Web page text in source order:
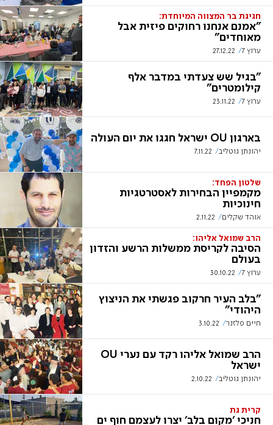
חגיגת בר המצווה המיוחדת:
"אמנם אנחנו רחוקים פיזית אבל
מאוחדים"
ערוץ 7 27.12.22
"בגיל שש צעדתי במדבר אלף
קילומטרים"
ערוץ 7 23.11.22
בארגון OU ישראל חגגו את יום העולה
יהונתן גוטליב 7.11.22
שלטון הפחד:
מקמפיין הבחירות לאסטרטגיות
חינוכיות
אוהד שקלים 2.11.22
הרב שמואל אליהו:
הסיבה לקריסת ממשלות הרשע והזדון
בעולם
ערוץ 7 30.10.22
"בלב העיר חרקוב פגשתי את הניצוץ
היהודי"
חיים פלזנר 3.10.22
הרב שמואל אליהו רקד עם נערי OU
ישראל
יהונתן גוטליב 2.10.22
קרית גת
חניכי 'מקום בלב' יצרו לעצמם חוף ים